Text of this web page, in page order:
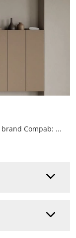
mobili bagno sospesi in melaminico del brand Compab: clicca e scopri l'arredo bagno moderno INK NK008 per il tuo bagno.